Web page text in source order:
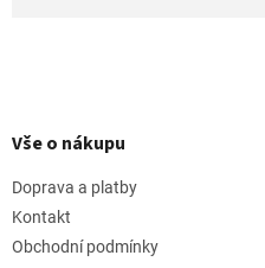
s
h
o
d
n
o
pVše o nákupu
Doprava a platby
Kontakt
Obchodní podmínky